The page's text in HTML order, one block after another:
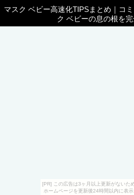
[PR] この広告は3ヶ月以上更新がないた
ホームページを更新後24時間以内に表示
マスク ベビー高速化TIPSまとめ ｜ コ
ク ベビーの息の根を